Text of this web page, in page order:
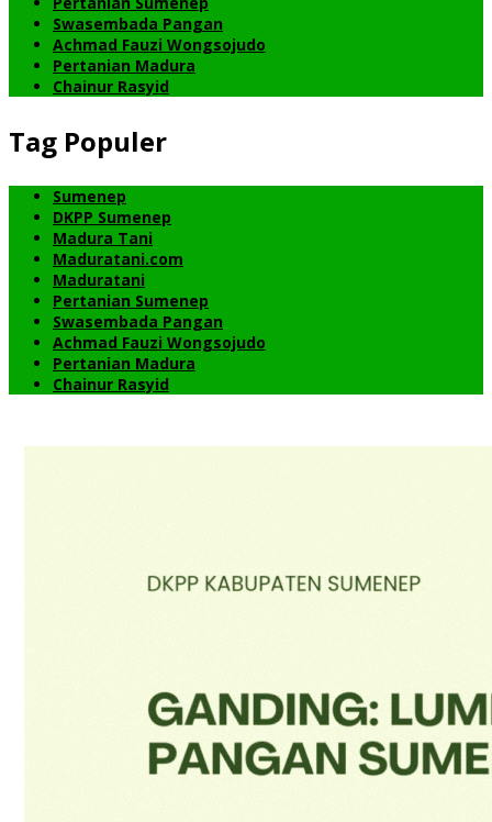
Swasembada Pangan
Achmad Fauzi Wongsojudo
Pertanian Madura
Chainur Rasyid
Tag Populer
Sumenep
DKPP Sumenep
Madura Tani
Maduratani.com
Maduratani
Pertanian Sumenep
Swasembada Pangan
Achmad Fauzi Wongsojudo
Pertanian Madura
Chainur Rasyid